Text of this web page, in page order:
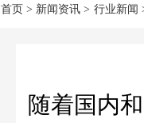
首页 > 新闻资讯 > 行业新闻
随着国内